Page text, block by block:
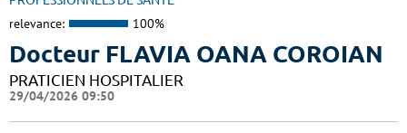
relevance: 100%
Docteur FLAVIA OANA COROIAN
PRATICIEN HOSPITALIER
29/04/2026 09:50